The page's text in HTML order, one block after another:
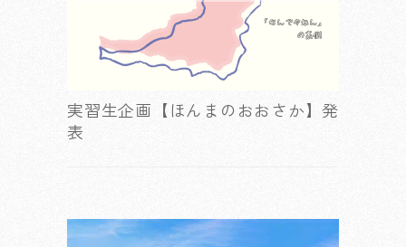
実習生企画【ほんまのおおさか】発
表